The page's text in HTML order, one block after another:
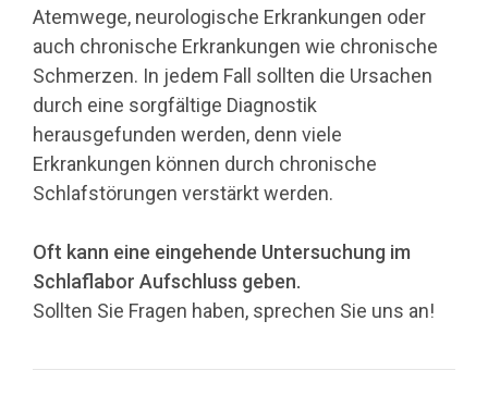
Atemwege, neurologische Erkrankungen oder
auch chronische Erkrankungen wie chronische
Schmerzen. In jedem Fall sollten die Ursachen
durch eine sorgfältige Diagnostik
herausgefunden werden, denn viele
Erkrankungen können durch chronische
Schlafstörungen verstärkt werden.
Oft kann eine eingehende Untersuchung im
Schlaflabor Aufschluss geben.
Sollten Sie Fragen haben, sprechen Sie uns an!